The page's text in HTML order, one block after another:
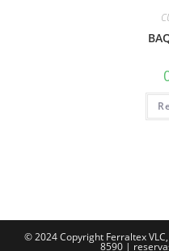
© 2024 Copyright Ferraltex
8590 |